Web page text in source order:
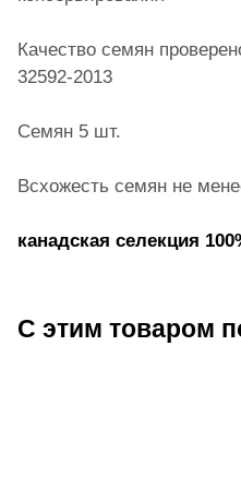
Качество семян
32592-2013
Семян 5 шт.
Всхожесть семян не
канадская селекция
С этим товаром